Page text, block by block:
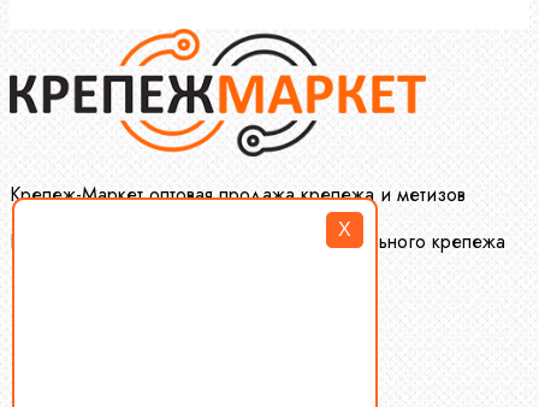
X
Крепеж-Маркет оптовая продажа крепежа и метизов
Производство и оптовая продажа специального крепежа